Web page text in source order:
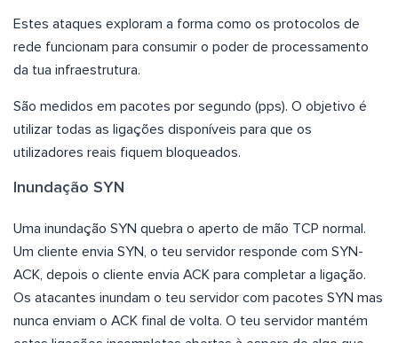
Estes ataques exploram a forma como os protocolos de
rede funcionam para consumir o poder de processamento
da tua infraestrutura.
São medidos em pacotes por segundo (pps). O objetivo é
utilizar todas as ligações disponíveis para que os
utilizadores reais fiquem bloqueados.
Inundação SYN
Uma inundação SYN quebra o aperto de mão TCP normal.
Um cliente envia SYN, o teu servidor responde com SYN-
ACK, depois o cliente envia ACK para completar a ligação.
Os atacantes inundam o teu servidor com pacotes SYN mas
nunca enviam o ACK final de volta. O teu servidor mantém